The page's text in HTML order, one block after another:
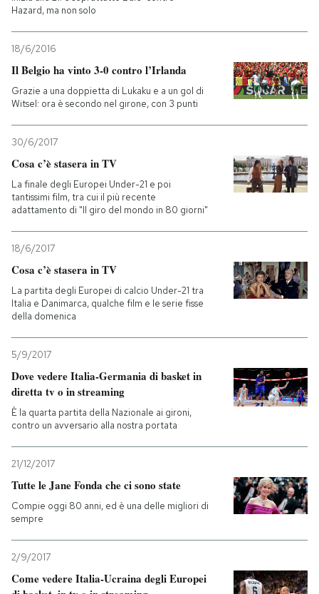
Hazard, ma non solo
18/6/2016
Il Belgio ha vinto 3-0 contro l’Irlanda
Grazie a una doppietta di Lukaku e a un gol di
Witsel: ora è secondo nel girone, con 3 punti
30/6/2017
Cosa c’è stasera in TV
La finale degli Europei Under-21 e poi
tantissimi film, tra cui il più recente
adattamento di "Il giro del mondo in 80 giorni"
18/6/2017
Cosa c’è stasera in TV
La partita degli Europei di calcio Under-21 tra
Italia e Danimarca, qualche film e le serie fisse
della domenica
5/9/2017
Dove vedere Italia-Germania di basket in
diretta tv o in streaming
È la quarta partita della Nazionale ai gironi,
contro un avversario alla nostra portata
21/12/2017
Tutte le Jane Fonda che ci sono state
Compie oggi 80 anni, ed è una delle migliori di
sempre
2/9/2017
Come vedere Italia-Ucraina degli Europei